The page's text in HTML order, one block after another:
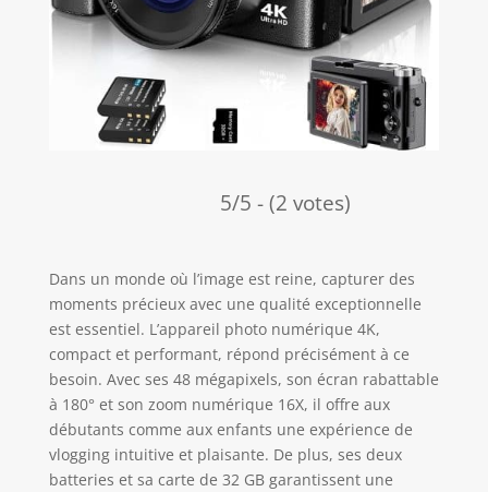
5/5 - (2 votes)
Dans un monde où l’image est reine, capturer des
moments précieux avec une qualité exceptionnelle
est essentiel. L’appareil photo numérique 4K,
compact et performant, répond précisément à ce
besoin. Avec ses 48 mégapixels, son écran rabattable
à 180° et son zoom numérique 16X, il offre aux
débutants comme aux enfants une expérience de
vlogging intuitive et plaisante. De plus, ses deux
batteries et sa carte de 32 GB garantissent une